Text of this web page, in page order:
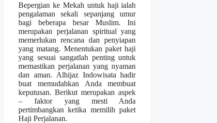
Bepergian ke Mekah untuk haji ialah
pengalaman sekali sepanjang umur
bagi beberapa besar Muslim. Ini
merupakan perjalanan spiritual yang
memerlukan rencana dan penyiapan
yang matang. Menentukan paket haji
yang sesuai sangatlah penting untuk
memastikan perjalanan yang nyaman
dan aman. Alhijaz Indowisata hadir
buat memudahkan Anda membuat
keputusan. Berikut merupakan aspek
– faktor yang mesti Anda
pertimbangkan ketika memilih paket
Haji Perjalanan.